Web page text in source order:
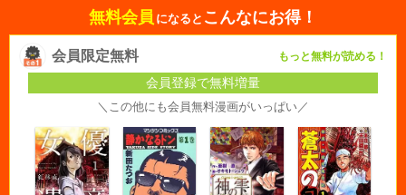
無料会員 になると こんなにお得！
会員限定無料 もっと無料が読める！
会員登録で無料増量
＼この他にも会員無料漫画がいっぱい／